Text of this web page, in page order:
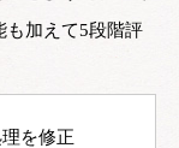
も加えて5段階評